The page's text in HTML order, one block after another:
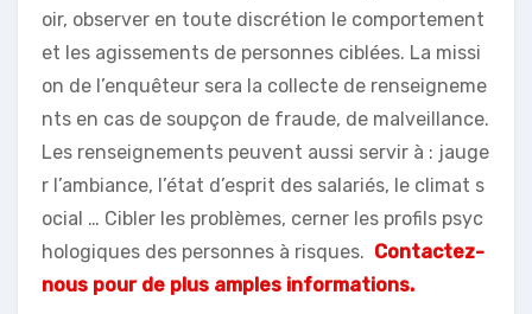
oir, observer en toute discrétion le comportement
et les agissements de personnes ciblées. La missi
on de l’enquêteur sera la collecte de renseigneme
nts en cas de soupçon de fraude, de malveillance.
Les renseignements peuvent aussi servir à : jauge
r l’ambiance, l’état d’esprit des salariés, le climat s
ocial … Cibler les problèmes, cerner les profils psyc
hologiques des personnes à risques. Contactez-
nous pour de plus amples informations.